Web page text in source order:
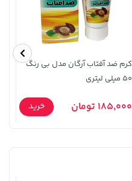
40,580,000 تومان
کرم ضد آفتاب آرگان مدل بی رنگ
50 میلی لیتری
185,000 تومان خرید